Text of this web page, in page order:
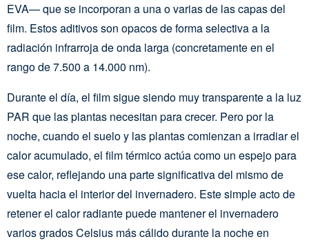
EVA— que se incorporan a una o varias de las capas del
film. Estos aditivos son opacos de forma selectiva a la
radiación infrarroja de onda larga (concretamente en el
rango de 7.500 a 14.000 nm).
Durante el día, el film sigue siendo muy transparente a la luz
PAR que las plantas necesitan para crecer. Pero por la
noche, cuando el suelo y las plantas comienzan a irradiar el
calor acumulado, el film térmico actúa como un espejo para
ese calor, reflejando una parte significativa del mismo de
vuelta hacia el interior del invernadero. Este simple acto de
retener el calor radiante puede mantener el invernadero
varios grados Celsius más cálido durante la noche en